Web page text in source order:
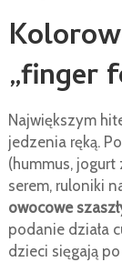
„finger
Największym
jedzenia ręką.
(hummus,
serem, ruloniki
owocowe
podanie działa
dzieci sięgają